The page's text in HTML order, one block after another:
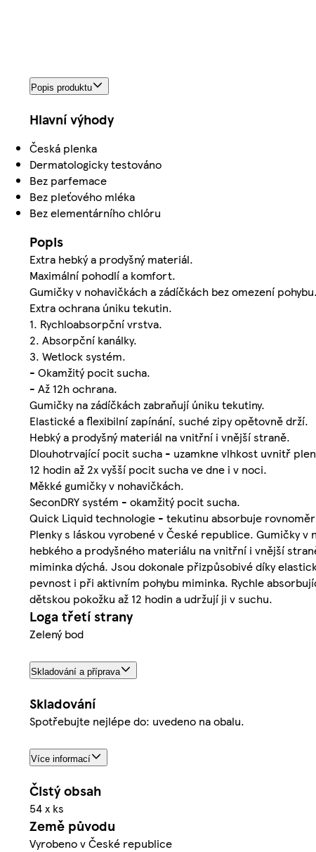
Popis produktu
Hlavní výhody
Česká plenka
Dermatologicky testováno
Bez parfemace
Bez pleťového mléka
Bez elementárního chlóru
Popis
Extra hebký a prodyšný materiál.
Maximální pohodlí a komfort.
Gumičky v nohavičkách a zádíčkách bez omezení pohybu.
Extra ochrana úniku tekutin.
1. Rychloabsorpční vrstva.
2. Absorpční kanálky.
3. Wetlock systém.
- Okamžitý pocit sucha.
- Až 12h ochrana.
Gumičky na zádíčkách zabraňují úniku tekutiny.
Elastické a flexibilní zapínání, suché zipy opětovně drží.
Hebký a prodyšný materiál na vnitřní i vnější straně.
Dlouhotrvající pocit sucha - uzamkne vlhkost uvnitř
12 hodin až 2x vyšší pocit sucha ve dne i v noci.
Měkké gumičky v nohavičkách.
SeconDRY systém - okamžitý pocit sucha.
Quick Liquid technologie - tekutinu absorbuje
Plenky s láskou vyrobené v České republice. Gumičky
hebkého a prodyšného materiálu na vnitřní i vnější
miminka dýchá. Jsou dokonale přizpůsobivé díky
pevnost i při aktivním pohybu miminka. Rychle
dětskou pokožku až 12 hodin a udržují ji v suchu.
Loga třetí strany
Zelený bod
Skladování a příprava
Skladování
Spotřebujte nejlépe do: uvedeno na obalu.
Více informací
Čistý obsah
54 x ks
Země původu
Vyrobeno v České republice